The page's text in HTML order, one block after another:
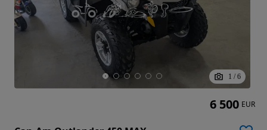
1 / 6
6 500 EUR